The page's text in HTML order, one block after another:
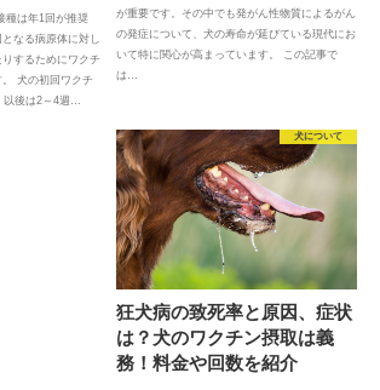
が重要です。その中でも発がん性物質によるがん
の発症について、犬の寿命が延びている現代にお
いて特に関心が高まっています。 この記事で
は…
種は年1回が推奨
なる病原体に対し
するためにワクチ
犬の初回ワクチ
以後は2～4週…
犬について
狂犬病の致死率と原因、症状
は？犬のワクチン摂取は義
務！料金や回数を紹介